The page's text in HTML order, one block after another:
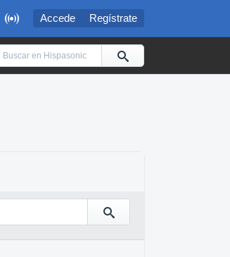
 Accede Regístrate